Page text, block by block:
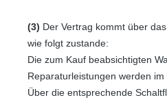
(3) Der Vertrag kommt über
wie folgt zustande:
Die zum Kauf beabsichtigten
Reparaturleistungen werden im
Über die entsprechende